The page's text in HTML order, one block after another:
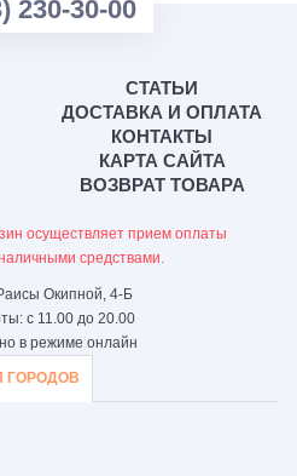
230-30-00
СТАТЬИ
ДОСТАВКА И ОПЛАТА
КОНТАКТЫ
КАРТА САЙТА
ВОЗВРАТ ТОВАРА
осуществляет прием оплаты
средствами.
Окипной, 4-Б
с 11.00 до 20.00
в режиме онлайн
ГОРОДОВ